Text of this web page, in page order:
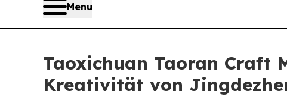
Menu
Taoxichuan Taoran Craft
Kreativität von